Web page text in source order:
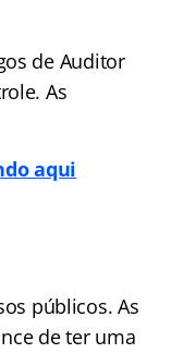
de Auditor
As
aqui
públicos. As
de ter uma